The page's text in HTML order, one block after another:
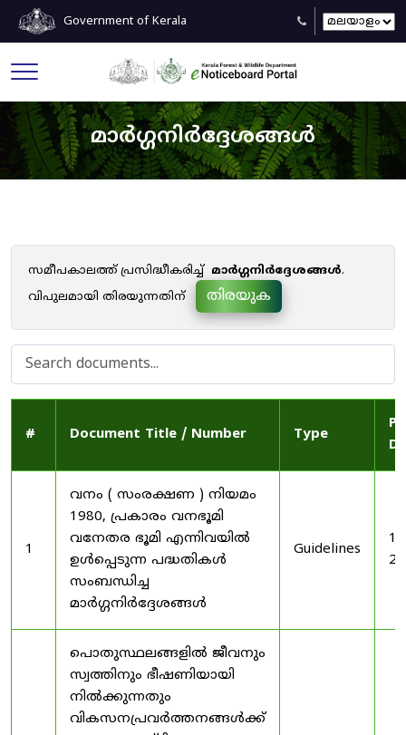
Government of Kerala
മാർഗ്ഗനിർദ്ദേശങ്ങൾ
സമീപകാലത്ത് പ്രസിദ്ധീകരിച്ച് മാർഗ്ഗനിർദ്ദേശങ്ങൾ.
വിപുലമായി തിരയുന്നതിന്
തിരയുക
# Document Title / Number Type
1
വനം ( സംരക്ഷണ ) നിയമം
1980, പ്രകാരം വനഭൂമി
വനേതര ഭൂമി എന്നിവയിൽ
ഉൾപ്പെടുന്ന പദ്ധതികൾ
സംബന്ധിച്ച
മാർഗ്ഗനിർദ്ദേശങ്ങൾ
Guidelines
പൊതുസ്ഥലങ്ങളിൽ ജീവനും
സ്വത്തിനും ഭീഷണിയായി
നിൽക്കുന്നതും
വികസനപ്രവർത്തനങ്ങൾക്ക്